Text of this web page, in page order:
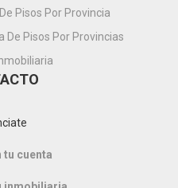
Pisos Por Provincia
De Pisos Por Provincias
tu cuenta